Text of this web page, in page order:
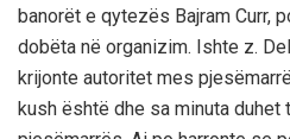
banorët e qytezës Bajram Curr,
dobëta në organizim. Ishte z.
krijonte autoritet mes
kush është dhe sa minuta duhet